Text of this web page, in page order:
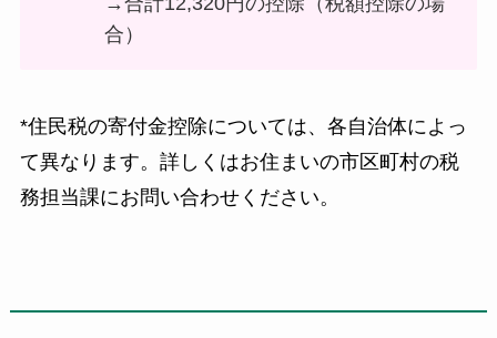
合）
*住民税の寄付金控除については、各自治体によっ
て異なります。詳しくはお住まいの市区町村の税
務担当課にお問い合わせください。